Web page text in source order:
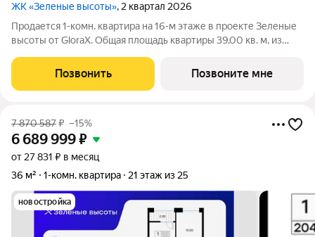
ЖК «Зеленые высоты», 2 квартал 2026
Продается 1-комн. квартира на 16-м этаже в проекте Зеленые
высоты от GloraX. Общая площадь квартиры 39,00 кв. м, из
13,80 кв. м кухни. Номер квартиры - 655. Преимущества
квартиры:
Позвонить Позвоните мне
7 870 587₽ –15%
6 689 999₽
от 27 831 ₽ в месяц
36 м²
1-комн. квартира 21 этаж из 25
новостройка